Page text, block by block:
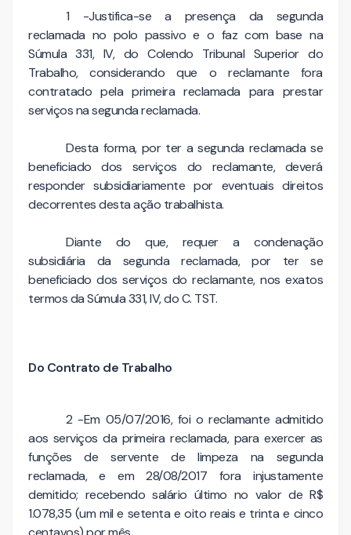
1 -Justifica-se a presença da segunda
reclamada no polo passivo e o faz com base na
Súmula 331, IV, do Colendo Tribunal Superior do
Trabalho, considerando que o reclamante fora
contratado pela primeira reclamada para prestar
serviços na segunda reclamada.
Desta forma, por ter a segunda reclamada se
beneficiado dos serviços do reclamante, deverá
responder subsidiariamente por eventuais direitos
decorrentes desta ação trabalhista.
Diante do que, requer a condenação
subsidiária da segunda reclamada, por ter se
beneficiado dos serviços do reclamante, nos exatos
termos da Súmula 331, IV, do C. TST.
Do Contrato de Trabalho
2 -Em 05/07/2016, foi o reclamante admitido
aos serviços da primeira reclamada, para exercer as
funções de servente de limpeza na segunda
reclamada, e em 28/08/2017 fora injustamente
demitido; recebendo salário último no valor de R$
1.078,35 (um mil e setenta e oito reais e trinta e cinco